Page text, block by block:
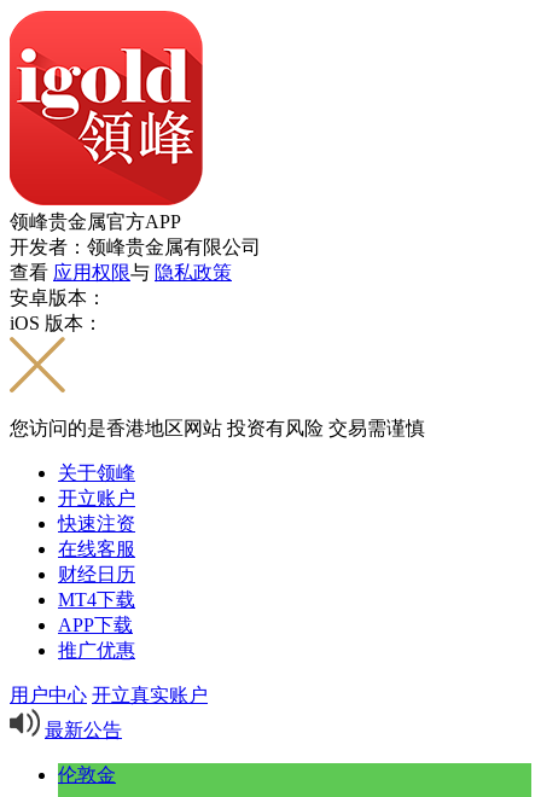
领峰贵金属官方APP
开发者：领峰贵金属有限公司
查看 应用权限与 隐私政策
安卓版本：
iOS 版本：
您访问的是香港地区网站 投资有风险 交易需谨慎
关于领峰
开立账户
快速注资
在线客服
财经日历
MT4下载
APP下载
推广优惠
用户中心 开立真实账户
最新公告
伦敦金